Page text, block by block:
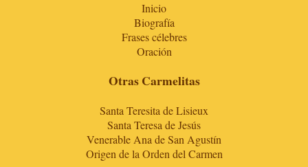
Inicio
Biografía
Frases célebres
Oración
Otras Carmelitas
Santa Teresita de Lisieux
Santa Teresa de Jesús
Venerable Ana de San Agustín
Origen de la Orden del Carmen